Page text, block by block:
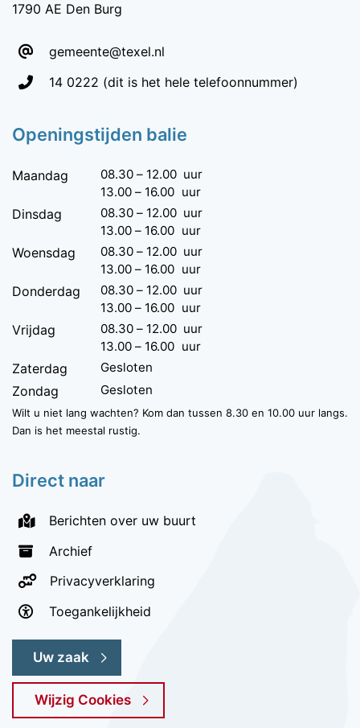
1790 AE Den Burg
gemeente@texel.nl
Telefoon:
14 0222 (dit is het hele telefoonnummer)
Openingstijden balie
Maandag 08.30 – 12.00 uur
13.00 – 16.00 uur
Dinsdag 08.30 – 12.00 uur
13.00 – 16.00 uur
Woensdag 08.30 – 12.00 uur
13.00 – 16.00 uur
Donderdag 08.30 – 12.00 uur
13.00 – 16.00 uur
Vrijdag 08.30 – 12.00 uur
13.00 – 16.00 uur
Zaterdag Gesloten
Zondag Gesloten
Wilt u niet lang wachten? Kom dan tussen 8.30 en 10.00 uur langs.
Dan is het meestal rustig.
Direct naar
Berichten over uw buurt
Archief
Privacyverklaring
Toegankelijkheid
Uw zaak
Wijzig Cookies